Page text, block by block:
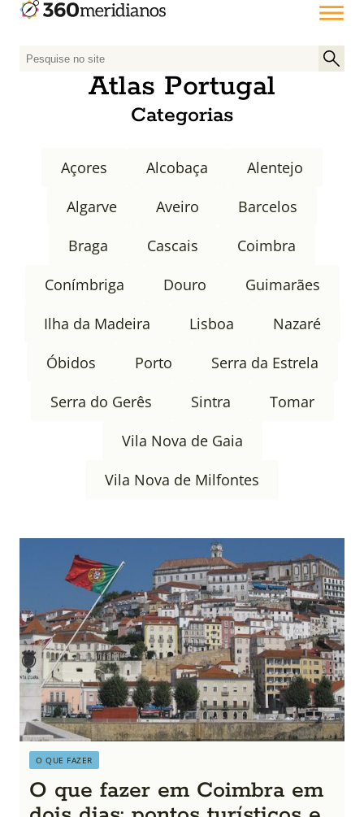
P
Atlas Portugal
Categorias
Açores Alcobaça
Alentejo
Algarve
Aveiro
Barcelos
Braga
Cascais
Coimbra
Conímbriga
Douro
Guimarães
Ilha da Madeira
Lisboa
Nazaré
Óbidos
Porto
Serra da Estrela
Serra do Gerês
Sintra
Tomar
Vila Nova de Gaia
Vila Nova de Milfontes
O QUE FAZER
O que fazer em Coimbra em